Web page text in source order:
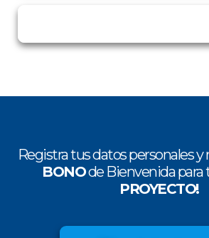
Registra tus datos personales y
BONOde Bienvenida para
PROYECTO!